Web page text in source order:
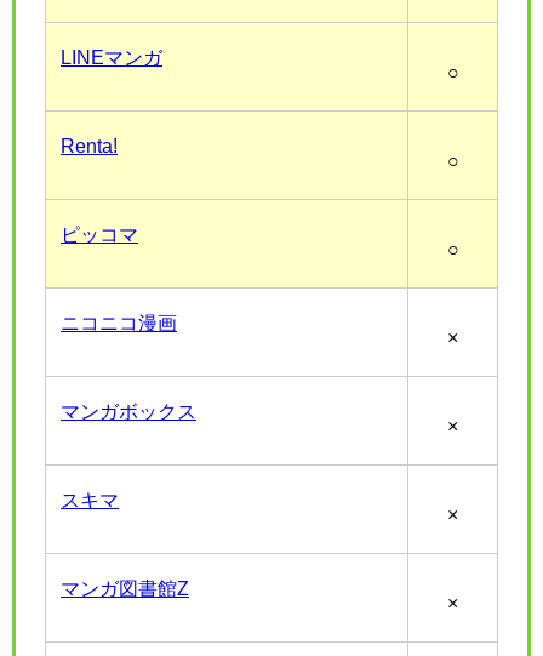
LINEマンガ
○
Renta!
○
ピッコマ
○
ニコニコ漫画
×
マンガボックス
×
スキマ
×
マンガ図書館Z
×